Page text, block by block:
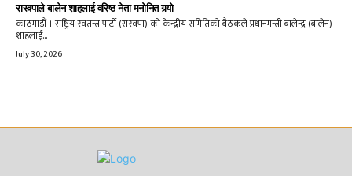
रास्वपाले बालेन शाहलाई वरिष्ठ नेता मनोनित गर्‍यो
काठमाडौं । राष्ट्रिय स्वतन्त्र पार्टी (रास्वपा) को केन्द्रीय समितिको बैठकले प्रधानमन्त्री बालेन्द्र (बालेन)
शाहलाई...
July 30, 2026